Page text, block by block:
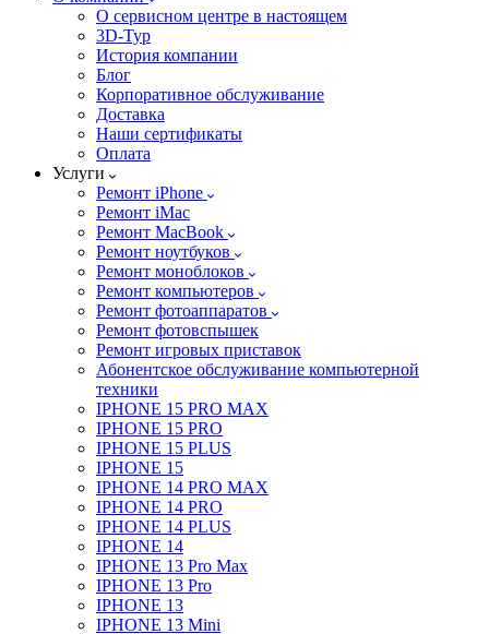
О сервисном центре в настоящем
3D-Тур
История компании
Блог
Корпоративное обслуживание
Доставка
Наши сертификаты
Оплата
Услуги
Ремонт iPhone
Ремонт iMac
Ремонт MacBook
Ремонт ноутбуков
Ремонт моноблоков
Ремонт компьютеров
Ремонт фотоаппаратов
Ремонт фотовспышек
Ремонт игровых приставок
Абонентское обслуживание компьютерной
техники
IPHONE 15 PRO MAX
IPHONE 15 PRO
IPHONE 15 PLUS
IPHONE 15
IPHONE 14 PRO MAX
IPHONE 14 PRO
IPHONE 14 PLUS
IPHONE 14
IPHONE 13 Pro Max
IPHONE 13 Pro
IPHONE 13
IPHONE 13 Mini